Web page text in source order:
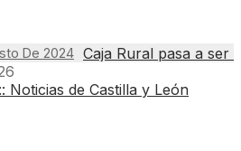
De 2024 Caja Rural pasa a ser